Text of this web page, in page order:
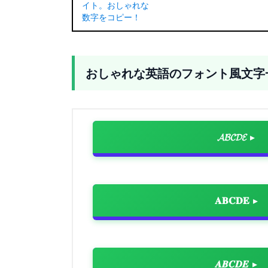
おしゃれな英語のフォント風文
𝓐𝓑𝓒𝓓𝓔
𝐀𝐁𝐂𝐃𝐄
𝑨𝑩𝑪𝑫𝑬